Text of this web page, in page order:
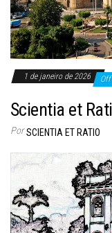
1 de janeiro de 2026 Off
Scientia et
Por SCIENTIA ET RATIO